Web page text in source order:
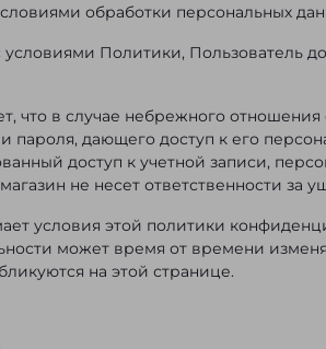
обработки персональных
условиями Политики, Пользователь
что в случае небрежного
пароля, дающего доступ к его
доступ к учетной записи,
не несет ответственности за
условия этой политики
может время от времени
на этой странице.